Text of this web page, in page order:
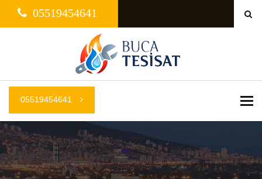
05519454641
05519454641